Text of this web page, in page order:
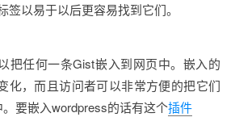
签以易于以后更容易找到它们。
把任何一条Gist嵌入到网页中。嵌入的
化，而且访问者可以非常方便的把它们
要嵌入wordpress的话有这个插件